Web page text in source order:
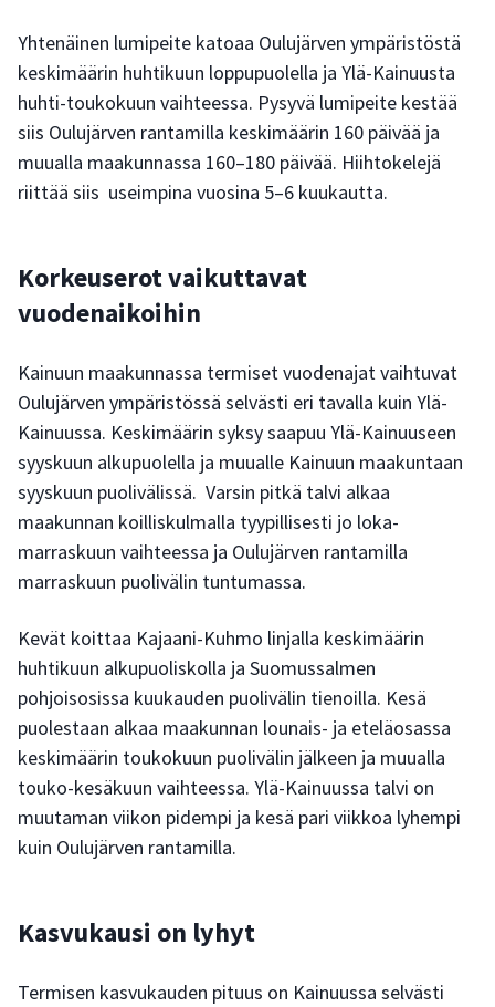
Yhtenäinen lumipeite katoaa Oulujärven ympäristöstä
keskimäärin huhtikuun loppupuolella ja Ylä-Kainuusta
huhti-toukokuun vaihteessa. Pysyvä lumipeite kestää
siis Oulujärven rantamilla keskimäärin 160 päivää ja
muualla maakunnassa 160–180 päivää. Hiihtokelejä
riittää siis useimpina vuosina 5–6 kuukautta.
Korkeuserot vaikuttavat
vuodenaikoihin
Kainuun maakunnassa termiset vuodenajat vaihtuvat
Oulujärven ympäristössä selvästi eri tavalla kuin Ylä-
Kainuussa. Keskimäärin syksy saapuu Ylä-Kainuuseen
syyskuun alkupuolella ja muualle Kainuun maakuntaan
syyskuun puolivälissä. Varsin pitkä talvi alkaa
maakunnan koilliskulmalla tyypillisesti jo loka-
marraskuun vaihteessa ja Oulujärven rantamilla
marraskuun puolivälin tuntumassa.
Kevät koittaa Kajaani-Kuhmo linjalla keskimäärin
huhtikuun alkupuoliskolla ja Suomussalmen
pohjoisosissa kuukauden puolivälin tienoilla. Kesä
puolestaan alkaa maakunnan lounais- ja eteläosassa
keskimäärin toukokuun puolivälin jälkeen ja muualla
touko-kesäkuun vaihteessa. Ylä-Kainuussa talvi on
muutaman viikon pidempi ja kesä pari viikkoa lyhempi
kuin Oulujärven rantamilla.
Kasvukausi on lyhyt
Termisen kasvukauden pituus on Kainuussa selvästi